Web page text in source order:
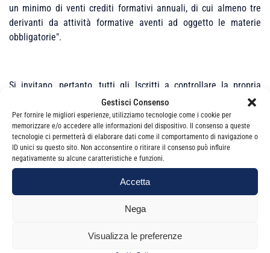
Gestisci Consenso
Per fornire le migliori esperienze, utilizziamo tecnologie come i cookie per
memorizzare e/o accedere alle informazioni del dispositivo. Il consenso a queste
tecnologie ci permetterà di elaborare dati come il comportamento di navigazione o
ID unici su questo sito. Non acconsentire o ritirare il consenso può influire
negativamente su alcune caratteristiche e funzioni.
Accetta
Nega
Visualizza le preferenze
un minimo di venti crediti formativi annuali, di cui almeno tre
derivanti da attività formative aventi ad oggetto le materie
obbligatorie".
Si invitano, pertanto, tutti gli Iscritti a controllare la propria
posizione accedendo al sito internet dell’Ordine
www.odcec.ct.it
– sezione Area riservata – I tuoi crediti FPC.
Cordiali saluti
Andrea Aiello